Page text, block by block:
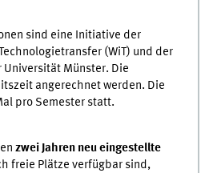
sind eine Initiative der
(WiT) und der
Universität Münster. Die
angerechnet werden. Die
pro Semester statt.
zwei Jahren neu eingestellte
freie Plätze verfügbar sind,